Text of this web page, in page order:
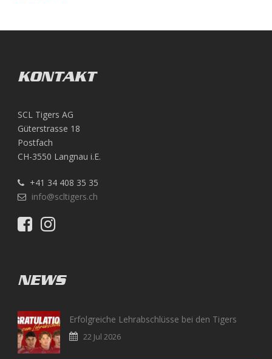
KONTAKT
SCL Tigers AG
Güterstrasse 18
Postfach
CH-3550 Langnau i.E.
+41 34 408 35 35
info@scltigers.ch
NEWS
Erfolgreiche Lehrabschlüsse bei den Tigers
22 Jul 2026